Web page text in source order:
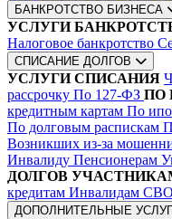
БАНКРОТСТВО БИЗНЕСА
УСЛУГИ
Налоговое банкротство
СПИСАНИЕ ДОЛГОВ
УСЛУГИ СПИСАНИЯ
рассрочку По 127-ФЗ ПО
кредитным картам По
По долговым распискам
Возникших из-за
Инвалиду Пенсионерам
ДОЛГОВ
кредитам Инвалидам СВО
ДОПОЛНИТЕЛЬНЫЕ